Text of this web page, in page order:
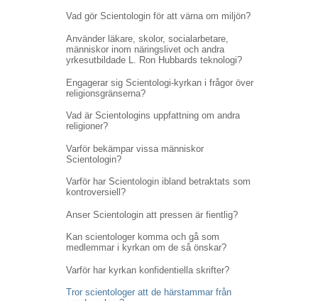
Vad gör Scientologin för att värna om miljön?
Använder läkare, skolor, socialarbetare,
människor inom näringslivet och andra
yrkesutbildade L. Ron Hubbards teknologi?
Engagerar sig Scientologi-kyrkan i frågor över
religionsgränserna?
Vad är Scientologins uppfattning om andra
religioner?
Varför bekämpar vissa människor
Scientologin?
Varför har Scientologin ibland betraktats som
kontroversiell?
Anser Scientologin att pressen är fientlig?
Kan scientologer komma och gå som
medlemmar i kyrkan om de så önskar?
Varför har kyrkan konfidentiella skrifter?
Tror scientologer att de härstammar från